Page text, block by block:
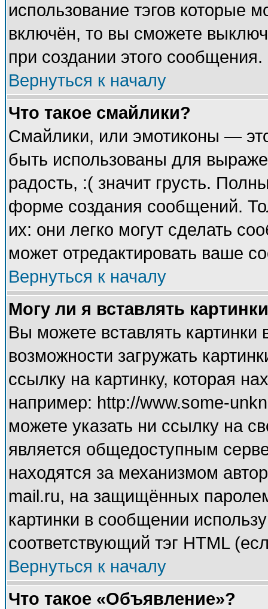
использование тэгов которые
включён, то вы сможете
при создании этого сообщения.
Вернуться к началу
Что такое смайлики?
Смайлики, или эмотиконы —
быть использованы для
радость, :( значит грусть.
форме создания сообщений.
их: они легко могут сделать
может отредактировать ваше
Вернуться к началу
Могу ли я вставлять
Вы можете вставлять
возможности загружать
ссылку на картинку, которая
например: http://www.some-
можете указать ни ссылку на
является общедоступным
находятся за механизмом
mail.ru, на защищённых
картинки в сообщении
соответствующий тэг HTML
Вернуться к началу
Что такое «Объявление»?